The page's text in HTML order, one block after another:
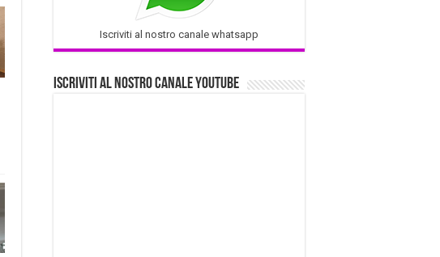
Iscriviti al nostro canale whatsapp
Iscriviti al nostro Canale Youtube